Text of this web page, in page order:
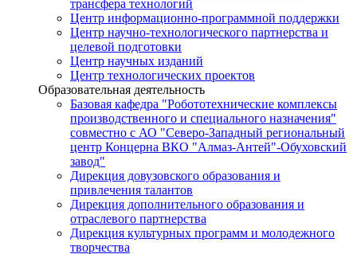
трансфера технологий
Центр информационно-программной поддержки
Центр научно-технологического партнерства и
целевой подготовки
Центр научных изданий
Центр технологических проектов
Образовательная деятельность
Базовая кафедра "Робототехнические комплексы
производственного и специального назначения"
совместно с АО "Северо-Западный региональный
центр Концерна ВКО "Алмаз-Антей"-Обуховский
завод"
Дирекция довузовского образования и
привлечения талантов
Дирекция дополнительного образования и
отраслевого партнерства
Дирекция культурных программ и молодежного
творчества